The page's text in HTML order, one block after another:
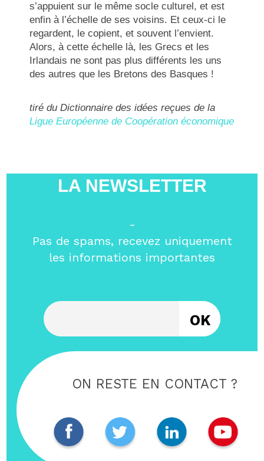
s’appuient sur le même socle culturel, et est
enfin à l’échelle de ses voisins. Et ceux-ci le
regardent, le copient, et souvent l’envient.
Alors, à cette échelle là, les Grecs et les
Irlandais ne sont pas plus différents les uns
des autres que les Bretons des Basques !
tiré du Dictionnaire des idées reçues de la
Ligue Européenne de Coopération économique
LA NEWSLETTER
-
Pas de spams, recevez uniquement
les informations importantes
ON RESTE EN CONTACT ?